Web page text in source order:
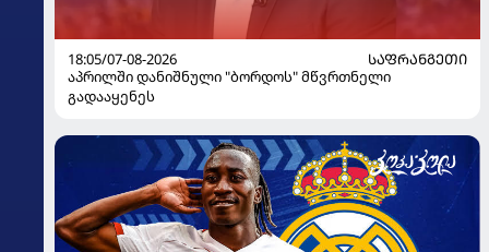
18:05/07-08-2026
ᲡᲐᲤᲠᲐᲜᲒᲔᲗᲘ
აპრილში დანიშნული "ბორდოს" მწვრთნელი
გადააყენეს